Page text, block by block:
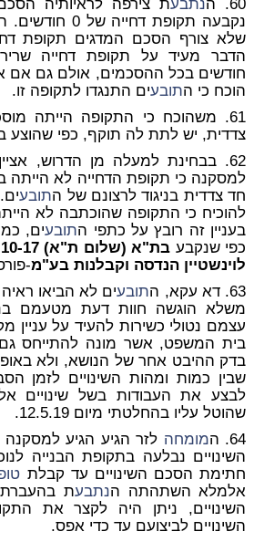
60. ה
נתבעת צירפה לראיותיה הסכם
נקבעה תקופת דחייה של 0 חודשים. ה
שלא צורף הסכם המדגים תקופת
חודשים בכל ההסכמים, אולם גם אם
הוכח כי התובעים התנגדו לתקופה זו.
61. משהוכח כי התקופה הייתה
צדדית, יש לתת לה תוקף, כפי שהוצע
62. בבחינת למעלה מן הדרוש,
למסקנה כי תקופת הדחייה לא
חד צדדית בניגוד לרצונם של התובע
להוכיח כי התקופה שהוכתבה לא
בעניין זה רובץ על כתפי התובעים,
כפי שנקבע
לוינשטיין הנדסה וקבלנות בע"מ-
63. דא עקא, ה
תובעים לא הביאו
משלא הוגשה חוות דעת מטעמם
עצמם נטולי כשירות להעיד על עניין
בית המשפט, אשר מונה להתייחס גם
בדק ההיבט אחר של הנושא, ולא
שבין כמות ומהות השינויים לזמן
לבצע את העבודות בשל שינויים
שהוטל עליו בהחלטתי מיום 12.5.19.
64. ה
מומחה לזר הגיע הגיע למסקנה
השינויים נבלעה בתקופת הבנייה
חתימת הסכם השינויים עד קבלת
אלמלא השתהתה הנתבעת בהעברת
השינויים, ניתן היה לקצר את
השינויים לביצועם עד כדי אפס.